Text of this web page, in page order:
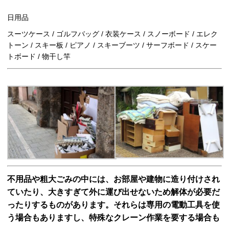
日用品
スーツケース / ゴルフバッグ / 衣装ケース / スノーボード / エレク
トーン / スキー板 / ピアノ / スキーブーツ / サーフボード / スケー
トボード / 物干し竿
不用品や粗大ごみの中には、お部屋や建物に造り付けされ
ていたり、大きすぎて外に運び出せないため解体が必要だ
ったりするものがあります。それらは専用の電動工具を使
う場合もありますし、特殊なクレーン作業を要する場合も